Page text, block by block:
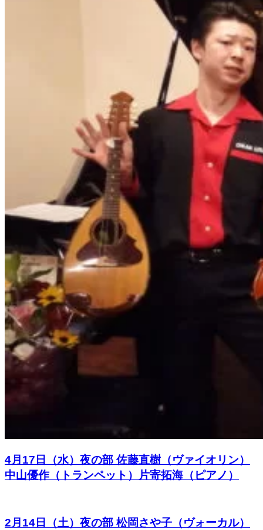
4月17日（水）夜の部 佐藤直樹（ヴァイオリン）
中山優作（トランペット）片寄拓海（ピアノ）
2月14日（土）夜の部 松岡さや子（ヴォーカル）